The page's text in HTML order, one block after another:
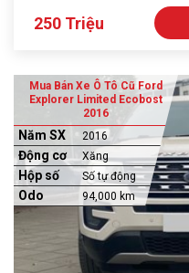
250 Triệu
Mua Bán Xe Ô Tô Cũ Ford
Explorer Limited Ecobost
2016
Năm SX 2016
Động cơ Xăng
Hộp số Số tự động
Odo 94,000 km